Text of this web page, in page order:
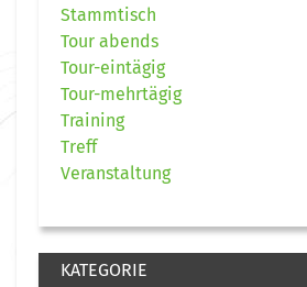
Stammtisch
Tour abends
Tour-eintägig
Tour-mehrtägig
Training
Treff
Veranstaltung
KATEGORIE